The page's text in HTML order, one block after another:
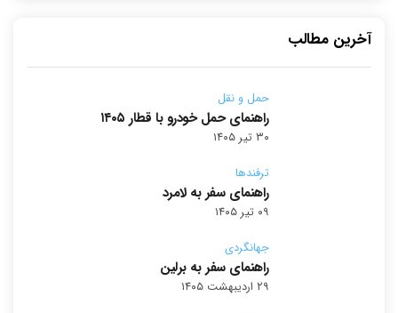
آخرین مطالب
حمل و نقل
راهنمای حمل خودرو با قطار ۱۴۰۵
۳۰ تیر ۱۴۰۵
ترفندها
راهنمای سفر به لامرد
۰۹ تیر ۱۴۰۵
جهانگردی
راهنمای سفر به برلین
۲۹ اردیبهشت ۱۴۰۵